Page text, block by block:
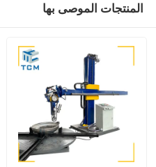
المنتجات الموصى بها